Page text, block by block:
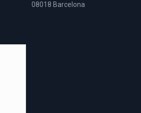
08018 Barcelona